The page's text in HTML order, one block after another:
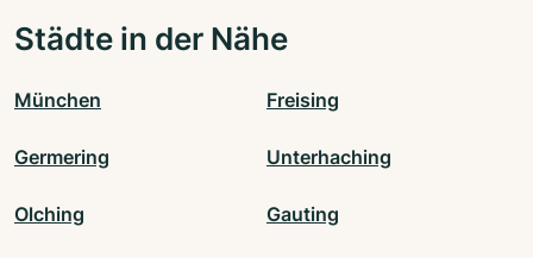
Städte in der Nähe
München Freising
Germering Unterhaching
Olching Gauting